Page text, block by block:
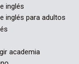
inglés
inglés para adultos
academia